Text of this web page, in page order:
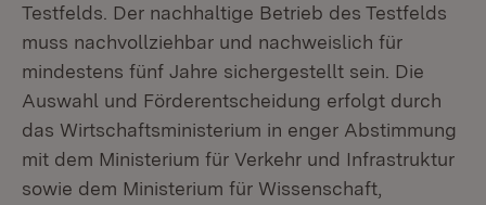
Testfelds. Der nachhaltige Betrieb des Testfelds
muss nach­vollziehbar und nachweislich für
mindestens fünf Jahre sichergestellt sein. Die
Auswahl und Förderentscheidung erfolgt durch
das Wirtschaftsministerium in enger Abstimmung
mit dem Ministerium für Verkehr und Infrastruktur
sowie dem Ministerium für Wissenschaft,